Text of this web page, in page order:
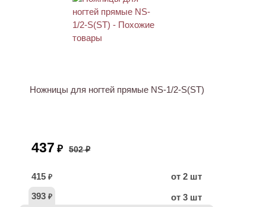
Ножницы для ногтей прямые NS-1/2-S(ST)
437 ₽ 502 ₽
415 ₽
от 2 шт
393 ₽ от 3 шт